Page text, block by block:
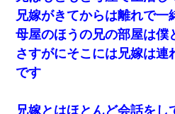
兄嫁がきてからは離れで一
母屋のほうの兄の部屋は僕
さすがにそこには兄嫁は連
です
兄嫁とはほとんど会話をし